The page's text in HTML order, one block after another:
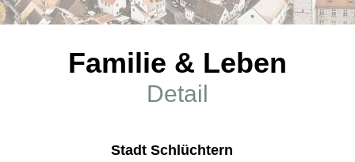
Familie & Leben
Detail
Stadt Schlüchtern